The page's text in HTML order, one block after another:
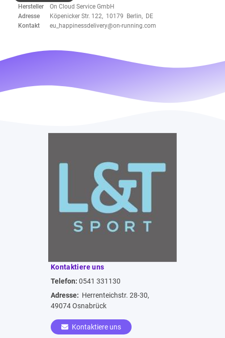
Hersteller
On Cloud Service GmbH
Adresse
Köpenicker Str. 122, 10179 Berlin, DE
Kontakt
eu_happinessdelivery@on-running.com
Kontaktiere uns
Telefon: 0541 331130
Adresse: Herrenteichstr. 28-30,
49074 Osnabrück
Kontaktiere uns